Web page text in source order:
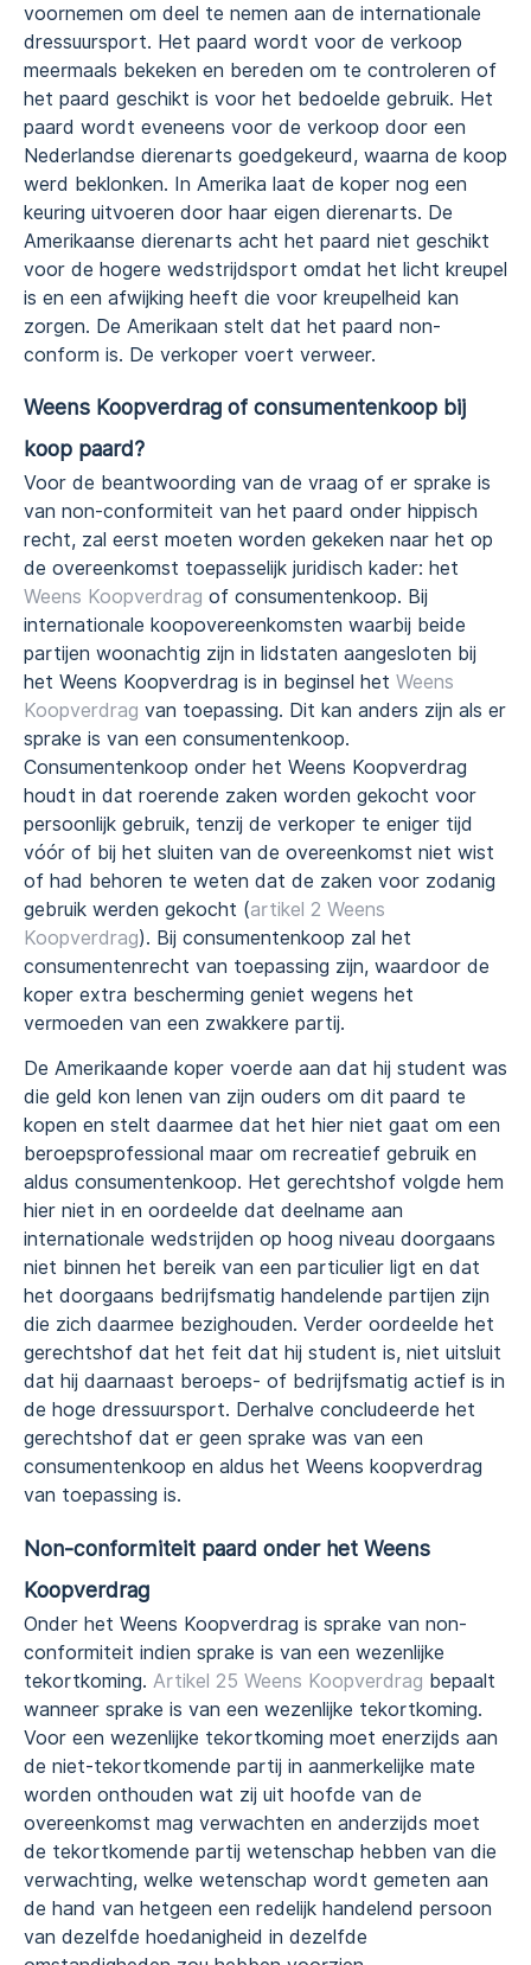
voornemen om deel te nemen aan de internationale
dressuursport. Het paard wordt voor de verkoop
meermaals bekeken en bereden om te controleren of
het paard geschikt is voor het bedoelde gebruik. Het
paard wordt eveneens voor de verkoop door een
Nederlandse dierenarts goedgekeurd, waarna de koop
werd beklonken. In Amerika laat de koper nog een
keuring uitvoeren door haar eigen dierenarts. De
Amerikaanse dierenarts acht het paard niet geschikt
voor de hogere wedstrijdsport omdat het licht kreupel
is en een afwijking heeft die voor kreupelheid kan
zorgen. De Amerikaan stelt dat het paard non-
conform is. De verkoper voert verweer.
Weens Koopverdrag of consumentenkoop bij
koop paard?
Voor de beantwoording van de vraag of er sprake is
van non-conformiteit van het paard onder hippisch
recht, zal eerst moeten worden gekeken naar het op
de overeenkomst toepasselijk juridisch kader: het
Weens Koopverdrag of consumentenkoop. Bij
internationale koopovereenkomsten waarbij beide
partijen woonachtig zijn in lidstaten aangesloten bij
het Weens Koopverdrag is in beginsel het Weens
Koopverdrag van toepassing. Dit kan anders zijn als er
sprake is van een consumentenkoop.
Consumentenkoop onder het Weens Koopverdrag
houdt in dat roerende zaken worden gekocht voor
persoonlijk gebruik, tenzij de verkoper te eniger tijd
vóór of bij het sluiten van de overeenkomst niet wist
of had behoren te weten dat de zaken voor zodanig
gebruik werden gekocht (artikel 2 Weens
Koopverdrag). Bij consumentenkoop zal het
consumentenrecht van toepassing zijn, waardoor de
koper extra bescherming geniet wegens het
vermoeden van een zwakkere partij.
De Amerikaande koper voerde aan dat hij student was
die geld kon lenen van zijn ouders om dit paard te
kopen en stelt daarmee dat het hier niet gaat om een
beroepsprofessional maar om recreatief gebruik en
aldus consumentenkoop. Het gerechtshof volgde hem
hier niet in en oordeelde dat deelname aan
internationale wedstrijden op hoog niveau doorgaans
niet binnen het bereik van een particulier ligt en dat
het doorgaans bedrijfsmatig handelende partijen zijn
die zich daarmee bezighouden. Verder oordeelde het
gerechtshof dat het feit dat hij student is, niet uitsluit
dat hij daarnaast beroeps- of bedrijfsmatig actief is in
de hoge dressuursport. Derhalve concludeerde het
gerechtshof dat er geen sprake was van een
consumentenkoop en aldus het Weens koopverdrag
van toepassing is.
Non-conformiteit paard onder het Weens
Koopverdrag
Onder het Weens Koopverdrag is sprake van non-
conformiteit indien sprake is van een wezenlijke
tekortkoming. Artikel 25 Weens Koopverdrag bepaalt
wanneer sprake is van een wezenlijke tekortkoming.
Voor een wezenlijke tekortkoming moet enerzijds aan
de niet-tekortkomende partij in aanmerkelijke mate
worden onthouden wat zij uit hoofde van de
overeenkomst mag verwachten en anderzijds moet
de tekortkomende partij wetenschap hebben van die
verwachting, welke wetenschap wordt gemeten aan
de hand van hetgeen een redelijk handelend persoon
van dezelfde hoedanigheid in dezelfde